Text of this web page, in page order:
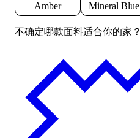
Amber Mineral Blue
不确定哪款面料适合你的家？